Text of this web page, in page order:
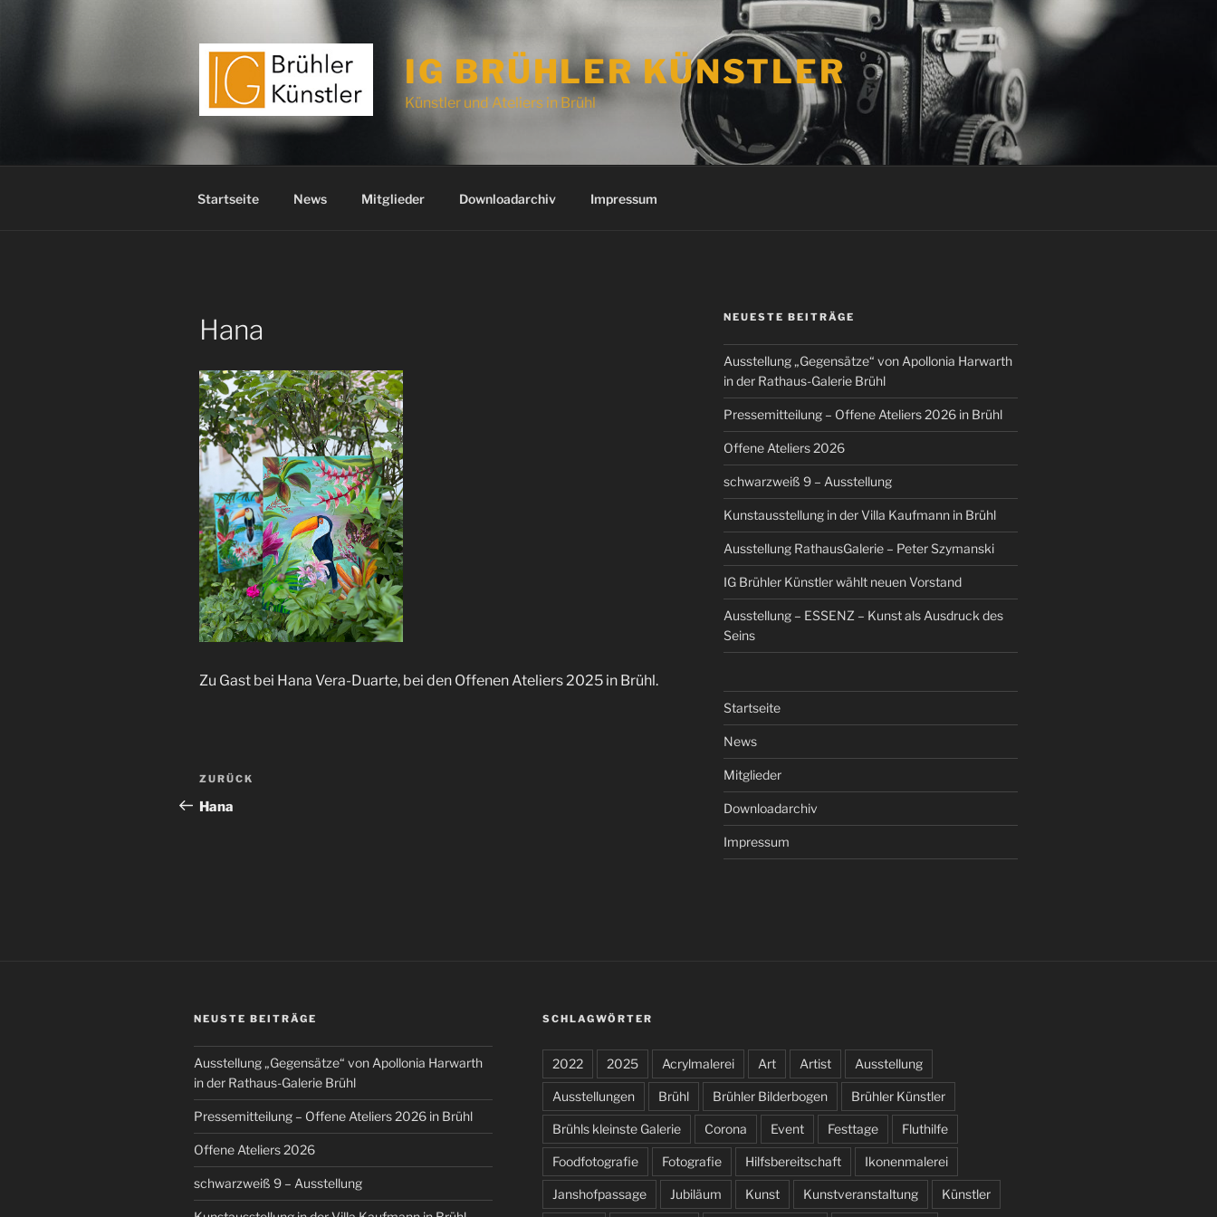
IG BRÜHLER KÜNSTLER
Künstler und Ateliers in Brühl
Startseite News Mitglieder Downloadarchiv Impressum
Hana
Zu Gast bei Hana Vera-Duarte, bei den Offenen Ateliers 2025 in Brühl.
Beitragsnavigation
Vorheriger
Beitrag
ZURÜCK
Hana
NEUESTE BEITRÄGE
Ausstellung „Gegensätze“ von Apollonia Harwarth
in der Rathaus-Galerie Brühl
Pressemitteilung – Offene Ateliers 2026 in Brühl
Offene Ateliers 2026
schwarzweiß 9 – Ausstellung
Kunstausstellung in der Villa Kaufmann in Brühl
Ausstellung RathausGalerie – Peter Szymanski
IG Brühler Künstler wählt neuen Vorstand
Ausstellung – ESSENZ – Kunst als Ausdruck des
Seins
Startseite
News
Mitglieder
Downloadarchiv
Impressum
NEUSTE BEITRÄGE
Ausstellung „Gegensätze“ von Apollonia Harwarth
in der Rathaus-Galerie Brühl
Pressemitteilung – Offene Ateliers 2026 in Brühl
Offene Ateliers 2026
schwarzweiß 9 – Ausstellung
SCHLAGWÖRTER
2022 2025 Acrylmalerei Art Artist Ausstellung
Ausstellungen Brühl Brühler Bilderbogen Brühler Künstler
Brühls kleinste Galerie Corona Event Festtage Fluthilfe
Foodfotografie Fotografie Hilfsbereitschaft Ikonenmalerei
Janshofpassage Jubiläum Kunst Kunstveranstaltung Künstler